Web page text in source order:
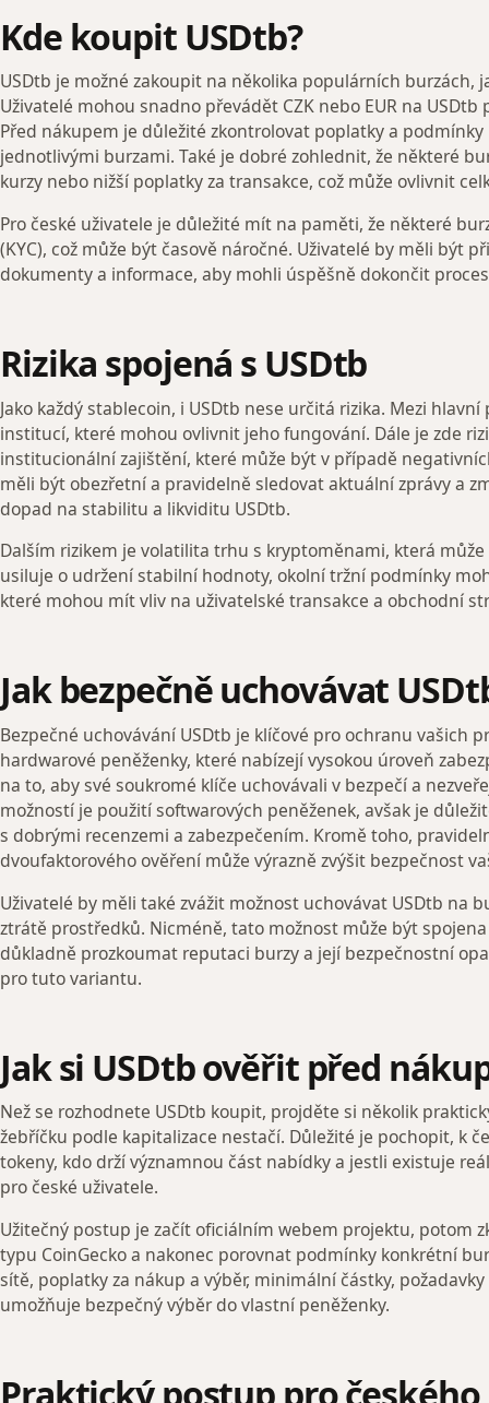
Kde koupit USDtb?
USDtb je možné zakoupit na několika populárních burzách,
Uživatelé mohou snadno převádět CZK nebo EUR na
Před nákupem je důležité zkontrolovat poplatky a podmínky
jednotlivými burzami. Také je dobré zohlednit, že některé
kurzy nebo nižší poplatky za transakce, což může ovlivnit
Pro české uživatele je důležité mít na paměti, že některé
(KYC), což může být časově náročné. Uživatelé by měli být
dokumenty a informace, aby mohli úspěšně dokončit
Rizika spojená s USDtb
Jako každý stablecoin, i USDtb nese určitá rizika. Mezi
institucí, které mohou ovlivnit jeho fungování. Dále je zde
institucionální zajištění, které může být v případě
měli být obezřetní a pravidelně sledovat aktuální zprávy a
dopad na stabilitu a likviditu USDtb.
Dalším rizikem je volatilita trhu s kryptoměnami, která
usiluje o udržení stabilní hodnoty, okolní tržní podmínky
které mohou mít vliv na uživatelské transakce a obchodní
Jak bezpečně uchovávat
Bezpečné uchovávání USDtb je klíčové pro ochranu vašich
hardwarové peněženky, které nabízejí vysokou úroveň
na to, aby své soukromé klíče uchovávali v bezpečí a
možností je použití softwarových peněženek, avšak je
s dobrými recenzemi a zabezpečením. Kromě toho,
dvoufaktorového ověření může výrazně zvýšit bezpečnost
Uživatelé by měli také zvážit možnost uchovávat USDtb na
ztrátě prostředků. Nicméně, tato možnost může být
důkladně prozkoumat reputaci burzy a její bezpečnostní
pro tuto variantu.
Jak si USDtb ověřit před
Než se rozhodnete USDtb koupit, projděte si několik
žebříčku podle kapitalizace nestačí. Důležité je pochopit, k
tokeny, kdo drží významnou část nabídky a jestli existuje
pro české uživatele.
Užitečný postup je začít oficiálním webem projektu, potom
typu CoinGecko a nakonec porovnat podmínky konkrétní
sítě, poplatky za nákup a výběr, minimální částky,
umožňuje bezpečný výběr do vlastní peněženky.